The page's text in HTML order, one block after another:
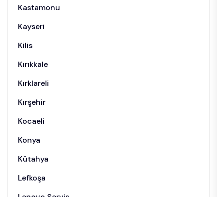
Kastamonu
Kayseri
Kilis
Kırıkkale
Kırklareli
Kırşehir
Kocaeli
Konya
Kütahya
Lefkoşa